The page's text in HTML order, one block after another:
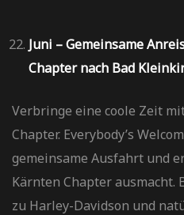
Juni – Gemeinsame
Chapter nach Bad
Verbringe eine coole Zeit mit
Chapter. Everybody’s
gemeinsame Ausfahrt und
Kärnten Chapter ausmacht.
zu Harley-Davidson und